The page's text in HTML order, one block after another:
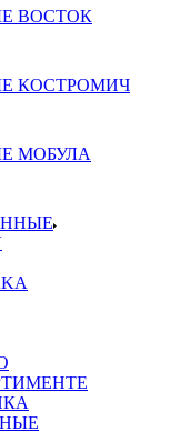
ВОСТОК
КОСТРОМИЧ
МОБУЛА